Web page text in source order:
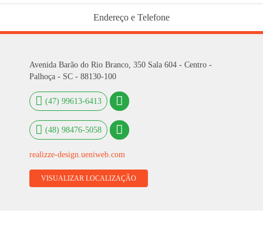
Endereço e Telefone
Avenida Barão do Rio Branco, 350 Sala 604 - Centro -
Palhoça - SC - 88130-100
(47) 99613-6413
(48) 98476-5058
realizze-design.ueniweb.com
VISUALIZAR LOCALIZAÇÃO